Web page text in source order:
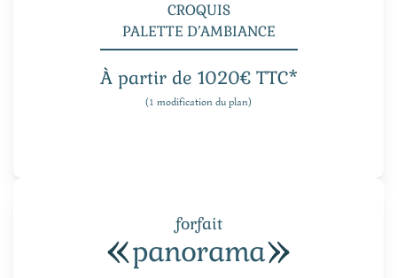
CROQUIS
PALETTE D’AMBIANCE
À partir de 1020€ TTC*
(1 modification du plan)
forfait
panorama